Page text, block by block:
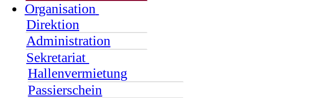
Organisation
Direktion
Administration
Sekretariat
Hallenvermietung
Passierschein